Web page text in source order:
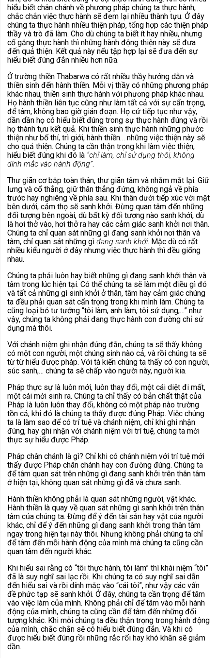
hiểu biết chân chánh về phương pháp chúng ta thực hành,
chắc chắn việc thực hành sẽ đem lại nhiều thành tựu. Ở đây
chúng ta thực hành nhiều thiện pháp, tổng hợp các thiện pháp
thầy và trò đã làm. Cho dù chúng ta biết ít hay nhiều, nhưng
cố gắng thực hành thì những hành động thiện này sẽ đưa
đến quả thiện. Kết quả này nếu tập hợp lại sẽ đưa đến sự
hiểu biết đúng đắn nhiều hơn nữa.
Ở trường thiền Thabarwa có rất nhiều thầy hướng dẫn và
thiền sinh đến hành thiền. Mỗi vị thầy có những phương pháp
khác nhau, thiền sinh thực hành với phương pháp khác nhau.
Họ hành thiền liên tục cũng như làm tất cả với sự cẩn trọng,
để tâm, không bao giờ gián đoạn. Họ cứ tiếp tục như vậy,
dần dần họ có hiểu biết đúng trong sự thực hành đúng và rồi
họ thành tựu kết quả. Khi thiền sinh thực hành những phước
thiện như bố thí, trì giới, hành thiền… những việc thiện này sẽ
cho quả thiện. Chúng ta cần thận trọng khi làm việc thiện,
hiểu biết đúng khi đó là “chỉ làm, chỉ sử dụng thôi, không
dính mắc vào hành động”.
Thư giãn cơ bắp toàn thân, thư giãn tâm và nhắm mắt lại. Giữ
lưng và cổ thẳng, giữ thân thẳng đứng, không ngả về phía
trước hay nghiêng về phía sau. Khi thân dưới tiếp xúc với mặt
bên dưới, cảm thọ sẽ sanh khởi. Đừng quan tâm đến những
đối tượng bên ngoài, dù bất kỳ đối tượng nào sanh khởi, dù
là hơi thở vào, hơi thở ra hay các cảm giác sanh khởi nơi thân.
Chúng ta chỉ quan sát những gì đang sanh khởi nơi thân và
tâm, chỉ quan sát những gì đang sanh khởi. Mặc dù có rất
nhiều kiểu người ở đây nhưng việc thực hành thì đều giống
nhau.
Chúng ta phải luôn hay biết những gì đang sanh khởi thân và
tâm trong lúc hiện tại. Có thể chúng ta sẽ làm một điều gì đó
và tất cả những gì sinh khởi ở thân, tâm hay cảm giác chúng
ta đều phải quan sát cẩn trọng trong khi mình làm. Chúng ta
cũng loại bỏ tư tưởng “tôi làm, anh làm, tôi sử dụng,…” như
vậy, chúng ta không phải đang thực hành con đường chỉ sử
dụng mà thôi.
Với chánh niệm ghi nhận đúng đắn, chúng ta sẽ thấy không
có một con người, một chúng sinh nào cả, và rồi chúng ta sẽ
từ từ hiểu được pháp. Với tà kiến chúng ta thấy có con người,
súc sanh,… chúng ta sẽ chấp vào người này, người kia.
Pháp thực sự là luôn mới, luôn thay đổi, một cái diệt đi mất,
một cái mới sinh ra. Chúng ta chỉ thấy có bản chất thật của
Pháp là luôn luôn thay đổi, không có một pháp nào trường
tồn cả, khi đó là chúng ta thấy được đúng Pháp. Việc chúng
ta là làm sao để có trí tuệ và chánh niệm, chỉ khi ghi nhận
đúng, hay ghi nhận với chánh niệm với trí tuệ, chúng ta mới
thực sự hiểu được Pháp.
Pháp chân chánh là gì? Chỉ khi có chánh niệm với trí tuệ mới
thấy được Pháp chân chánh hay con đường đúng. Chúng ta
để tâm quan sát trên những gì đang sanh khởi trên thân tâm
ở hiện tại, không quan sát những gì đã và chưa sanh.
Hành thiền không phải là quan sát những người, vật khác.
Hành thiền là quay về quan sát những gì sanh khởi trên thân
tâm của chúng ta. Đừng để ý đến tài sản hay vật của người
khác, chỉ để ý đến những gì đang sanh khởi trong thân tâm
ngay trong hiện tại này thôi. Nhưng không phải chúng ta chỉ
để tâm đến mỗi hành động của mình mà chúng ta cũng cần
quan tâm đến người khác.
Khi hiểu sai rằng có “tôi thực hành, tôi làm” thì khái niệm “tôi”
đã là suy nghĩ sai lạc rồi. Khi chúng ta có suy nghĩ sai dẫn
đến hiểu sai và rồi dính mắc vào “cái tôi”, như vậy các vấn
đề phức tạp sẽ sanh khởi. Ở đây, chúng ta cần trọng để tâm
vào việc làm của mình. Không phải chỉ để tâm vào mỗi hành
động của mình, chúng ta cũng cần để tâm đến những đối
tượng khác. Khi mỗi chúng ta đều thận trọng trong hành động
của mình, chắc chắn sẽ có hiểu biết đúng đắn. Và khi có
được hiểu biết đúng rồi những rắc rối hay khó khăn sẽ giảm
dần.